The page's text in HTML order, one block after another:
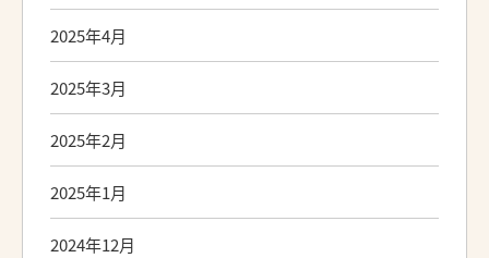
2025年4月
2025年3月
2025年2月
2025年1月
2024年12月